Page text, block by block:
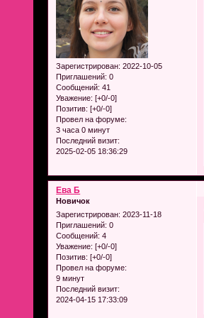
Зарегистрирован: 2022-10-05
Приглашений: 0
Сообщений: 41
Уважение: [+0/-0]
Позитив: [+0/-0]
Провел на форуме:
3 часа 0 минут
Последний визит:
2025-02-05 18:36:29
Ева Б
Новичок
Зарегистрирован: 2023-11-18
Приглашений: 0
Сообщений: 4
Уважение: [+0/-0]
Позитив: [+0/-0]
Провел на форуме:
9 минут
Последний визит:
2024-04-15 17:33:09